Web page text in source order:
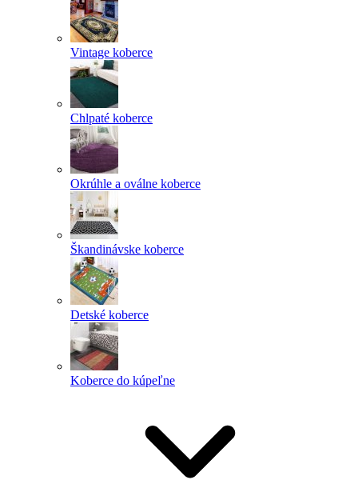
Vintage koberce
Chlpaté koberce
Okrúhle a oválne koberce
Škandinávske koberce
Detské koberce
Koberce do kúpeľne